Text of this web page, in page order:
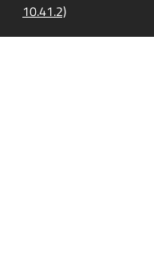
10.41.2)